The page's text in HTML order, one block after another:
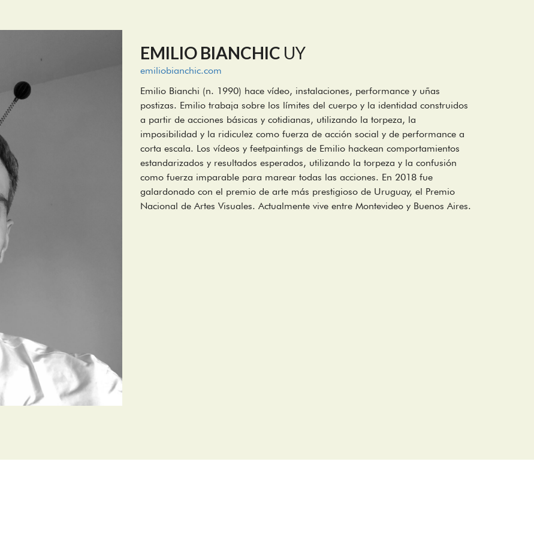
EMILIO BIANCHIC UY
emiliobianchic.com
Emilio Bianchi (n. 1990) hace vídeo, instalaciones, performance y uñas
postizas. Emilio trabaja sobre los límites del cuerpo y la identidad construidos
a partir de acciones básicas y cotidianas, utilizando la torpeza, la
imposibilidad y la ridiculez como fuerza de acción social y de performance a
corta escala. Los vídeos y feetpaintings de Emilio hackean comportamientos
estandarizados y resultados esperados, utilizando la torpeza y la confusión
como fuerza imparable para marear todas las acciones. En 2018 fue
galardonado con el premio de arte más prestigioso de Uruguay, el Premio
Nacional de Artes Visuales. Actualmente vive entre Montevideo y Buenos Aires.